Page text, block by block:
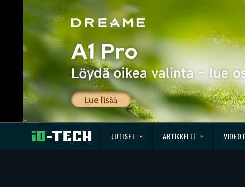
UUTISET ARTIKKELIT VIDEOT